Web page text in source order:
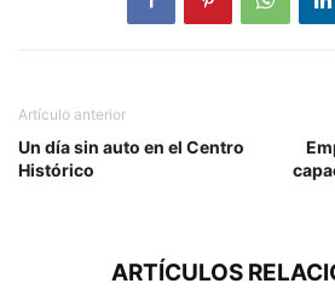
Artículo anterior
Un día sin auto en el Centro
Histórico
ARTÍCULOS